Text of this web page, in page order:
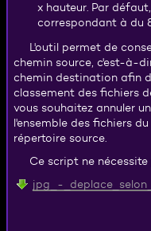
x hauteur. Par
correspondant à du
L'outil permet de
chemin source, c'est-à-
chemin destination afin
classement des fichiers
vous souhaitez annuler
l'ensemble des fichiers
répertoire source.
Ce script ne
jpg_-